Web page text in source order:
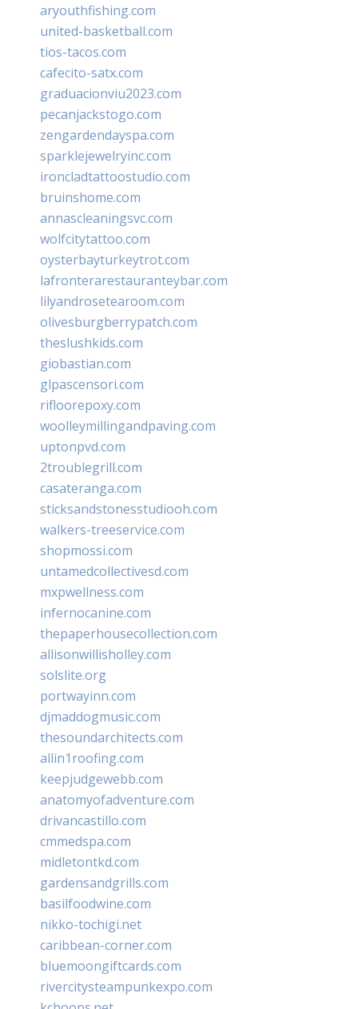
aryouthfishing.com
united-basketball.com
tios-tacos.com
cafecito-satx.com
graduacionviu2023.com
pecanjackstogo.com
zengardendayspa.com
sparklejewelryinc.com
ironcladtattoostudio.com
bruinshome.com
annascleaningsvc.com
wolfcitytattoo.com
oysterbayturkeytrot.com
lafronterarestauranteybar.com
lilyandrosetearoom.com
olivesburgberrypatch.com
theslushkids.com
giobastian.com
glpascensori.com
rifloorepoxy.com
woolleymillingandpaving.com
uptonpvd.com
2troublegrill.com
casateranga.com
sticksandstonesstudiooh.com
walkers-treeservice.com
shopmossi.com
untamedcollectivesd.com
mxpwellness.com
infernocanine.com
thepaperhousecollection.com
allisonwillisholley.com
solslite.org
portwayinn.com
djmaddogmusic.com
thesoundarchitects.com
allin1roofing.com
keepjudgewebb.com
anatomyofadventure.com
drivancastillo.com
cmmedspa.com
midletontkd.com
gardensandgrills.com
basilfoodwine.com
nikko-tochigi.net
caribbean-corner.com
bluemoongiftcards.com
rivercitysteampunkexpo.com